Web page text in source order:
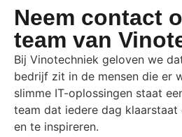
Neem contact
team van
Bij Vinotechniek geloven we
bedrijf zit in de mensen die er
slimme IT-oplossingen staat
team dat iedere dag
en te inspireren.